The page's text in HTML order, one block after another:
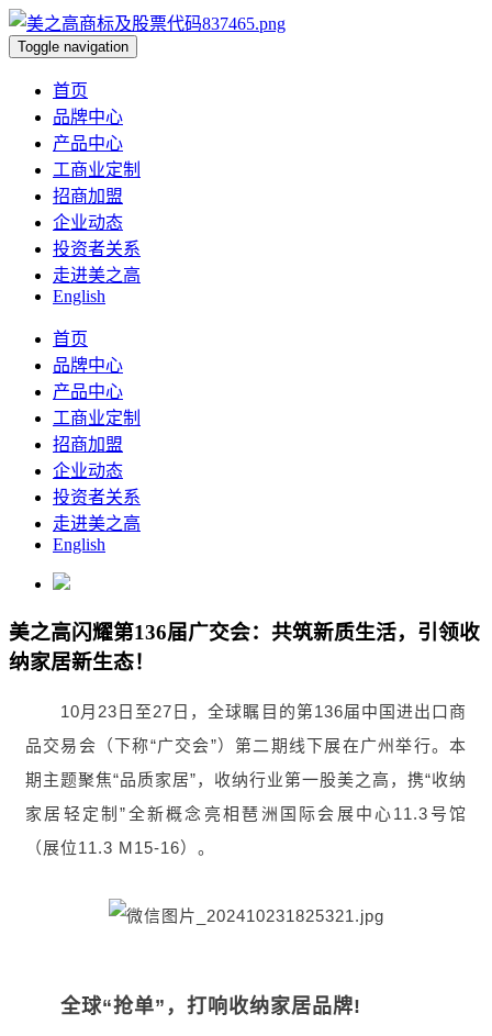
Toggle navigation
首页
品牌中心
产品中心
工商业定制
招商加盟
企业动态
投资者关系
走进美之高
English
首页
品牌中心
产品中心
工商业定制
招商加盟
企业动态
投资者关系
走进美之高
English
美之高闪耀第136届广交会：共筑新质生活，引领收
纳家居新生态！
10月23日至27日，全球瞩目的第136届中国进出口商
品交易会（下称“广交会”）第二期线下展在广州举行。本
期主题聚焦“品质家居”，收纳行业第一股美之高，携“收纳
家居轻定制”全新概念亮相琶洲国际会展中心11.3号馆
（展位11.3 M15-16）。
全球“抢单”，打响收纳家居品牌!